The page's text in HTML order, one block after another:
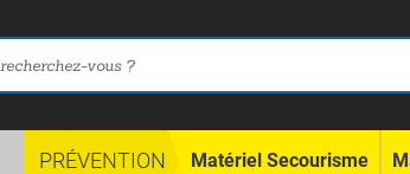
PRÉVENTION Matériel Secourisme